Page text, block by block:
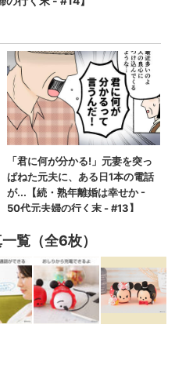
覧（全6枚）